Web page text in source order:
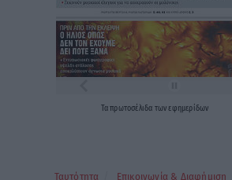
Ταπρωτοσέλιδα τωνεφημερίδων
Ταυτότητα Επικοινωνία & Διαφήμιση